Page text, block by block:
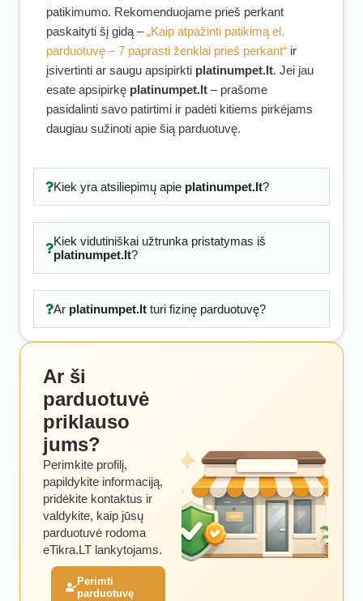
patikimumo. Rekomenduojame prieš perkant
paskaityti šį gidą –„Kaip atpažinti patikimą el.
parduotuvę – 7 paprasti ženklai prieš perkant“ ir
įsivertinti ar saugu apsipirkti platinumpet.lt. Jei jau
esate apsipirkę platinumpet.lt – prašome
pasidalinti savo patirtimi ir padėti kitiems pirkėjams
daugiau sužinoti apie šią parduotuvę.
Kiek yra atsiliepimų apie platinumpet.lt?
Kiek vidutiniškai užtrunka pristatymas iš
platinumpet.lt?
Ar platinumpet.ltturi fizinę parduotuvę?
Ar ši
parduotuvė
priklauso
jums?
Perimkite profilį,
papildykite informaciją,
pridėkite kontaktus ir
valdykite, kaip jūsų
parduotuvė rodoma
eTikra.LT lankytojams.
Perimti
parduotuvę